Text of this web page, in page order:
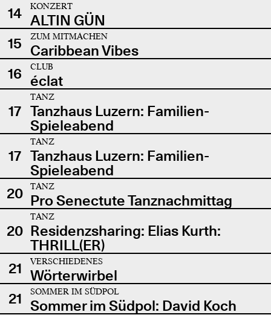
14
KONZERT
ALTIN GÜN
15
ZUM MITMACHEN
Caribbean Vibes
16
CLUB
éclat
17
TANZ
Tanzhaus Luzern: Familien-
Spieleabend
17
TANZ
Tanzhaus Luzern: Familien-
Spieleabend
20
TANZ
Pro Senectute Tanznachmittag
20
TANZ
Residenzsharing: Elias Kurth:
THRILL(ER)
21
VERSCHIEDENES
Wörterwirbel
21
SOMMER IM SÜDPOL
Sommer im Südpol: David Koch